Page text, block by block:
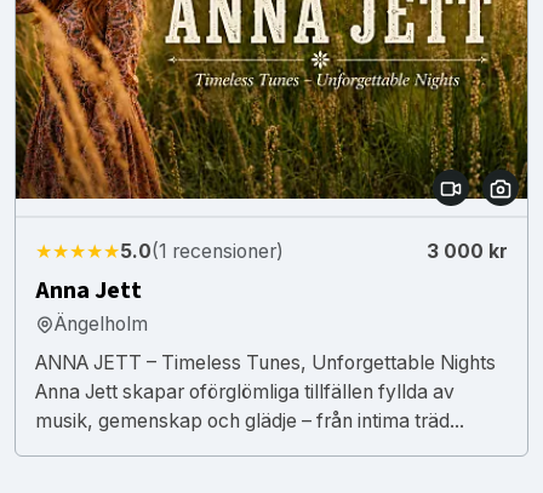
★★★★★5.0(1 recensioner) 3 000 kr
Anna Jett
Ängelholm
ANNA JETT – Timeless Tunes, Unforgettable Nights
Anna Jett skapar oförglömliga tillfällen fyllda av
musik, gemenskap och glädje – från intima träd...